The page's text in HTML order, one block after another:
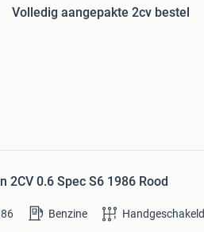
Volledig aangepakte 2cv bestel
2CV 0.6 Spec S6 1986 Rood
Benzine Handgeschakeld